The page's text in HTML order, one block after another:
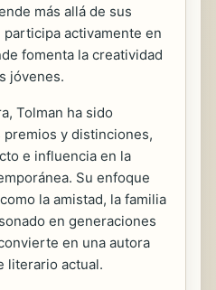
más allá de sus
activamente en
fomenta la creatividad
jóvenes.
Tolman ha sido
y distinciones,
e influencia en la
Su enfoque
la amistad, la familia
en generaciones
en una autora
literario actual.